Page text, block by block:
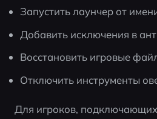
Запустить лаунчер от
Добавить исключения в
Восстановить игровые
Отключить инструменты
Для игроков,